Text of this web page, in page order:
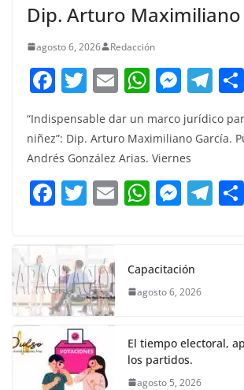
Dip. Arturo Maximiliano
agosto 6, 2026 Redacción
F
c
e
b
o
k
T
w
itt
er
E
ai
l
W
at
s
A
p
M
e
ss
e
n
g
T
e
a
m
“Indispensable dar un marco jurídico
niñez”: Dip. Arturo Maximiliano García.
Andrés González Arias. Viernes
F
c
e
b
o
o
k
T
itt
er
E W
s
A
p
M
e
n
er
T
Capacitación
agosto 6, 2026
El tiempo electoral,
los partidos.
agosto 5, 2026